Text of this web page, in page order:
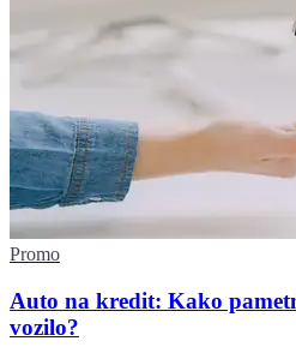
Promo
Auto na kredit: Kako
vozilo?